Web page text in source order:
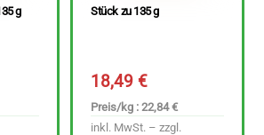
g
Stück zu 135 g
18,49€
Preis/kg : 22,84 €
inkl. MwSt. – zzgl.